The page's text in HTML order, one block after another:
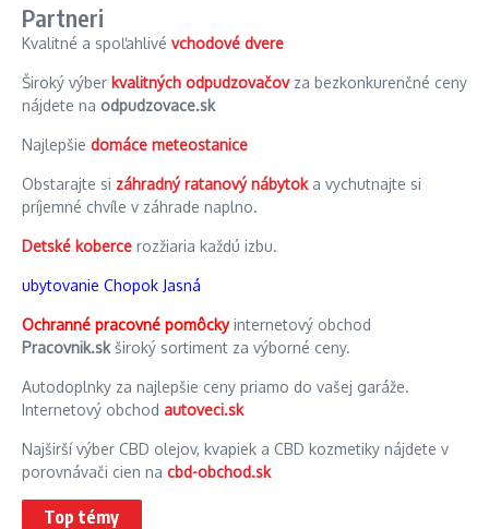
Partneri
Kvalitné a spoľahlivé vchodové dvere
Široký výber kvalitných odpudzovačovza bezkonkurenčné ceny
nájdete na odpudzovace.sk
Najlepšie domáce meteostanice
Obstarajte si záhradný ratanový nábytoka vychutnajte si
príjemné chvíle v záhrade naplno.
Detské koberce rozžiaria každú izbu.
ubytovanie Chopok Jasná
Ochranné pracovné pomôckyinternetový obchod
Pracovnik.skširoký sortiment za výborné ceny.
Autodoplnky za najlepšie ceny priamo do vašej garáže.
Internetový obchod autoveci.sk
Najširší výber CBD olejov, kvapiek a CBD kozmetiky nájdete v
porovnávači cien na cbd-obchod.sk
Top témy